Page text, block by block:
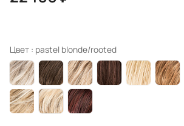
Цвет : pastel blonde/rooted